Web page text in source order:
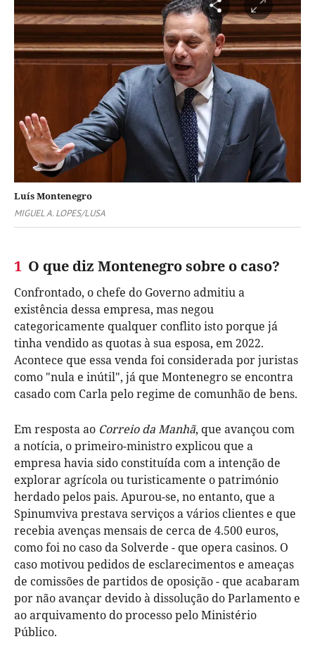
Luís Montenegro
MIGUEL A. LOPES/LUSA
1 O que diz Montenegro sobre o caso?
Confrontado, o chefe do Governo admitiu a
existência dessa empresa, mas negou
categoricamente qualquer conflito isto porque já
tinha vendido as quotas à sua esposa, em 2022.
Acontece que essa venda foi considerada por juristas
como "nula e inútil", já que Montenegro se encontra
casado com Carla pelo regime de comunhão de bens.
Em resposta ao Correio da Manhã, que avançou com
a notícia, o primeiro-ministro explicou que a
empresa havia sido constituída com a intenção de
explorar agrícola ou turisticamente o património
herdado pelos pais. Apurou-se, no entanto, que a
Spinumviva prestava serviços a vários clientes e que
recebia avenças mensais de cerca de 4.500 euros,
como foi no caso da Solverde - que opera casinos. O
caso motivou pedidos de esclarecimentos e ameaças
de comissões de partidos de oposição - que acabaram
por não avançar devido à dissolução do Parlamento e
ao arquivamento do processo pelo Ministério
Público.